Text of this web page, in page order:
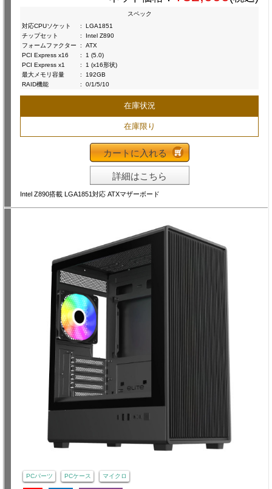
スペック
対応CPUソケット
:
LGA1851
チップセット
:
Intel Z890
フォームファクター
:
ATX
PCI Express x16
:
1 (5.0)
PCI Express x1
:
1 (x16形状)
最大メモリ容量
:
192GB
RAID機能
: 0/1/5/10
在庫状況
在庫限り
カートに入れる
詳細はこちら
Intel Z890搭載 LGA1851対応 ATXマザーボード
PCパーツ PCケース マイクロ